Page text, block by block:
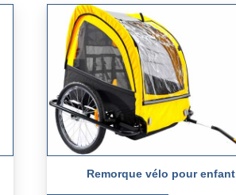
Remorque vélo pour enfant